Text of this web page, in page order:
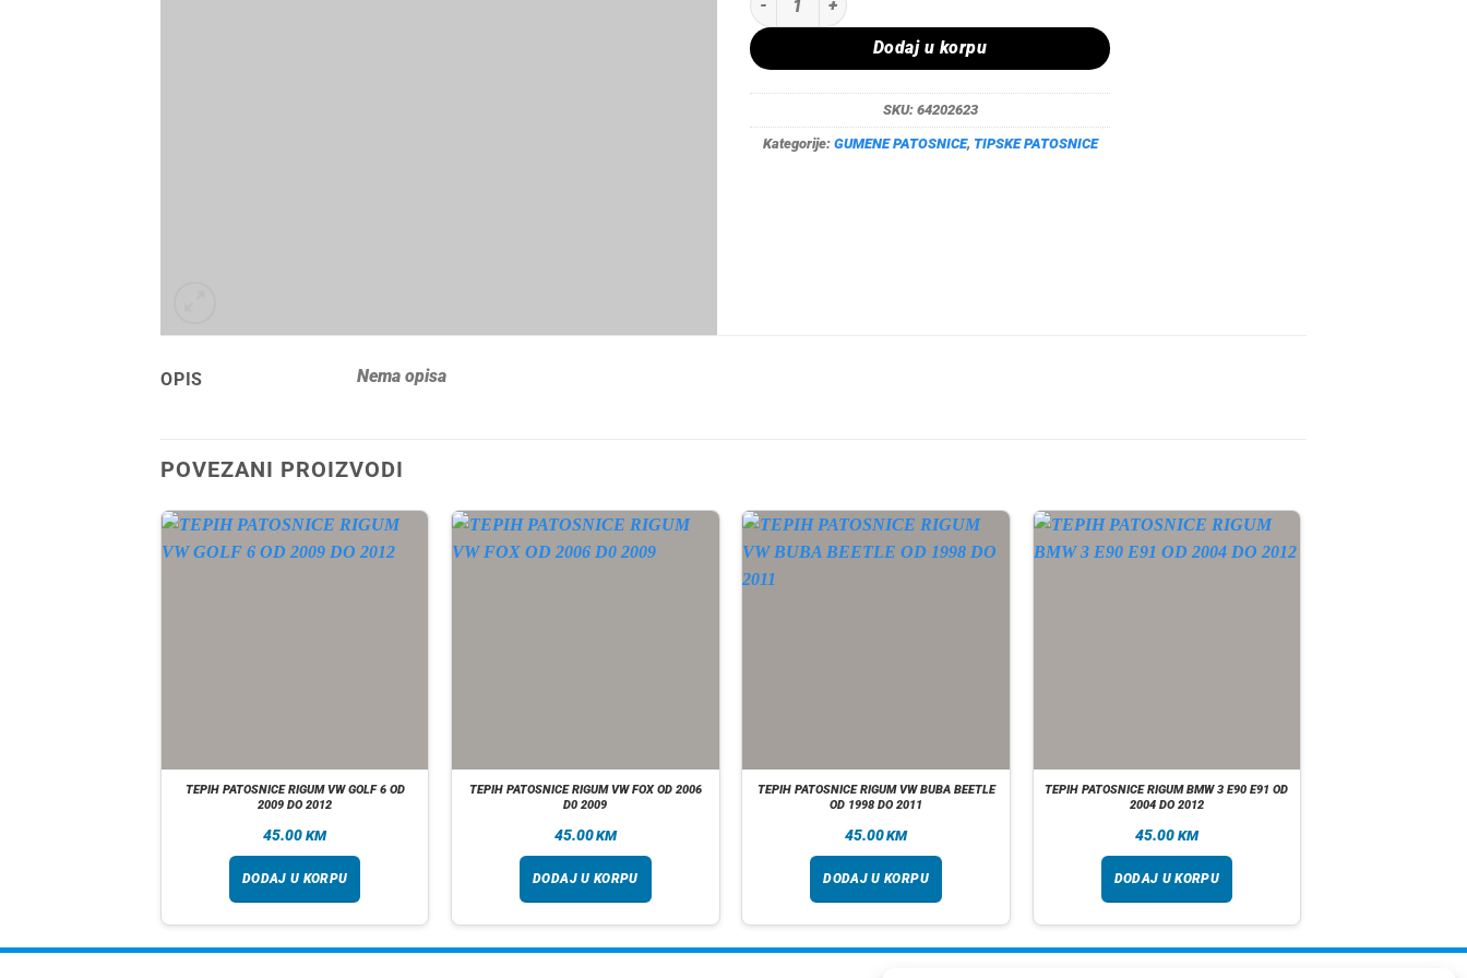
Dodaj u korpu
SKU: 64202623
Kategorije: GUMENE PATOSNICE, TIPSKE PATOSNICE
OPIS Nema opisa
POVEZANI PROIZVODI
TEPIH PATOSNICE RIGUM VW GOLF 6 OD
2009 DO 2012
45.00 KM
DODAJ U KORPU
TEPIH PATOSNICE RIGUM VW FOX OD 2006
D0 2009
45.00KM
DODAJ U KORPU
TEPIH PATOSNICE RIGUM VW BUBA BEETLE
OD 1998 DO 2011
45.00KM
DODAJ U KORPU
TEPIH PATOSNICE RIGUM BMW 3 E90 E91 OD
2004 DO 2012
45.00 KM
DODAJ U KORPU